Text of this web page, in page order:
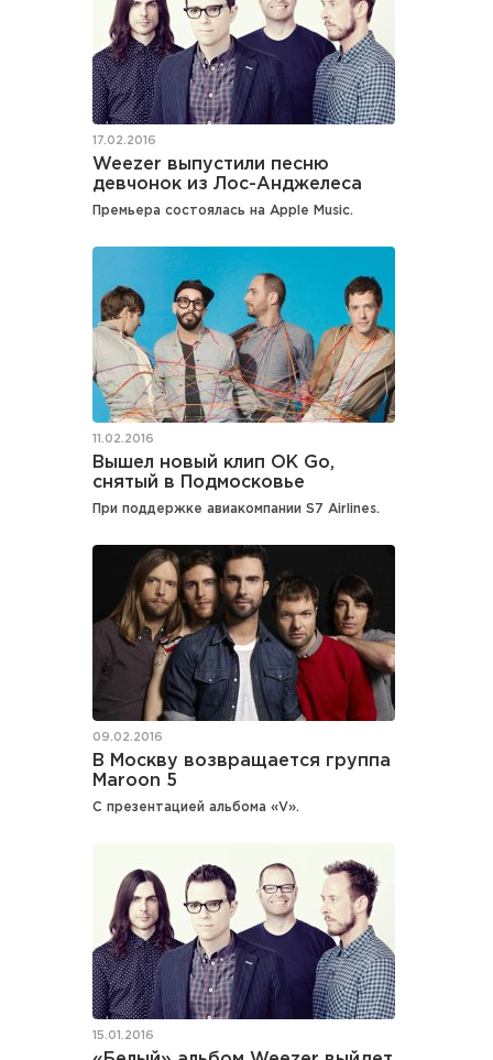
17.02.2016
Weezer выпустили песню
девчонок из Лос-Анджелеса
Премьера состоялась на Apple Music.
11.02.2016
Вышел новый клип OK Go,
снятый в Подмосковье
При поддержке авиакомпании S7 Airlines.
09.02.2016
В Москву возвращается группа
Maroon 5
С презентацией альбома «V».
15.01.2016